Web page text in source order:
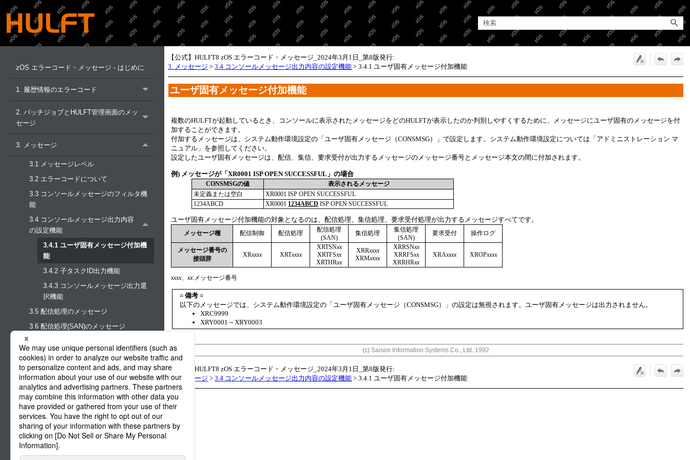
メイン コンテンツにスキップ
zOS エラーコード・メッセージ - はじめに
1. 履歴情報のエラーコード
2. バッチジョブとHULFT管理画面のメッ
セージ
3. メッセージ
3.1 メッセージレベル
3.2 エラーコードについて
3.3 コンソールメッセージのフィルタ機
能
3.4 コンソールメッセージ出力内容
の設定機能
3.4.1 ユーザ固有メッセージ付加機
能
3.4.2 子タスクID出力機能
3.4.3 コンソールメッセージ出力選
択機能
3.5 配信処理のメッセージ
3.6 配信処理(SAN)のメッセージ
3.8 集信処理のメッセージ
3.9 集信処理(SAN)のメッセージ
3.10 要求受付のメッセージ
3.11 配信後ジョブ実行または集信後ジ
ョブ実行のメッセージ
3.12 インターナルリーダ動的取得時の
エラーメッセージ
3.13 XRSYSIN定義カードのエラーメッ
【公式】HULFT8 zOS エラーコード・メッセージ_2024年3月1日_第8版発行:
3. メッセージ >3.4 コンソールメッセージ出力内容の設定機能 >3.4.1 ユーザ固有メッセージ付加機能
ユーザ固有メッセージ付加機能
複数のHULFTが起動しているとき、コンソールに表示されたメッセージをどのHULFTが表示したのか判別しやすくするために、メッセージにユーザ固有のメッセージを付
加することができます。
付加するメッセージは、システム動作環境設定の
ユーザ固有メッセージ（CONSMSG） で設定します。システム動作環境設定については 「アドミニストレーション マ
ニュアル」 を参照してください。
設定したユーザ固有メッセージは、配信、集信、要求受付が出力するメッセージのメッセージ番号とメッセージ本文の間に付加されます。
例) メッセージが「XR0001 ISP OPEN SUCCESSFUL」の場合
CONSMSGの値
表示されるメッセージ
未定義または空白
XR0001 ISP OPEN SUCCESSFUL
1234ABCD
XR0001 1234ABCD ISP OPEN SUCCESSFUL
ユーザ固有メッセージ付加機能の対象となるのは、配信処理、集信処理、要求受付処理が出力するメッセージすべてです。
メッセージ種 配信制御 配信処理
配信処理
(SAN)
集信処理
集信処理
(SAN)
要求受付 操作ログ
メッセージ番号の
接頭辞
XRxxxx XRTxxxx
XRTSNxx
XRTFSxx
XRTHRxx
XRRxxxx
XRMxxxx
XRRSNxx
XRRFSxx
XRRHRxx
XRAxxxx XROPxxxx
xxxx、xx: メッセージ番号
= 備考 =
以下のメッセージでは、システム動作環境設定の
ユーザ固有メッセージ（CONSMSG）
の設定は無視されます。ユーザ固有メッセージは出力されません。
XRC9999
XRY0001～XRY0003
(c) Saison Information Systems Co., Ltd. 1992
【公式】HULFT8 zOS エラーコード・メッセージ_2024年3月1日_第8版発行:
3. メッセージ >3.4 コンソールメッセージ出力内容の設定機能 >3.4.1 ユーザ固有メッセージ付加機能